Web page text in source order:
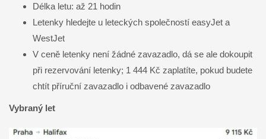
Délka letu: až 21 hodin
Letenky hledejte u leteckých společností easyJet a
WestJet
V ceně letenky není žádné zavazadlo, dá se ale dokoupit
při rezervování letenky; 1 444 Kč zaplatíte, pokud budete
chtít příruční zavazadlo i odbavené zavazadlo
Vybraný let